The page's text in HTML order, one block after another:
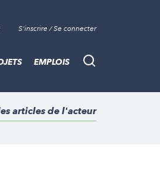
S'inscrire / Se connecter
Recherche
EMPLOIS
articles de l'acteur